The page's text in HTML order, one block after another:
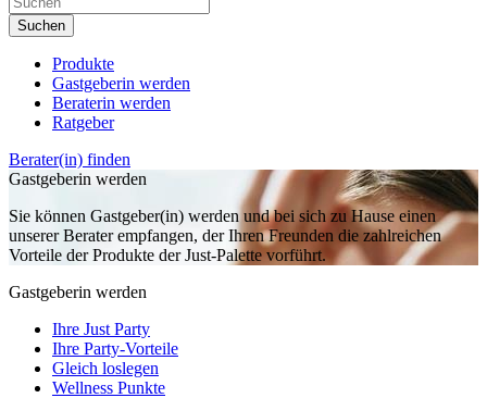
Suchen
Produkte
Gastgeberin werden
Beraterin werden
Ratgeber
Berater(in) finden
Gastgeberin werden
Sie können Gastgeber(in) werden und bei sich zu Hause einen
unserer Berater empfangen, der Ihren Freunden die zahlreichen
Vorteile der Produkte der Just-Palette vorführt.
Gastgeberin werden
Ihre Just Party
Ihre Party-Vorteile
Gleich loslegen
Wellness Punkte